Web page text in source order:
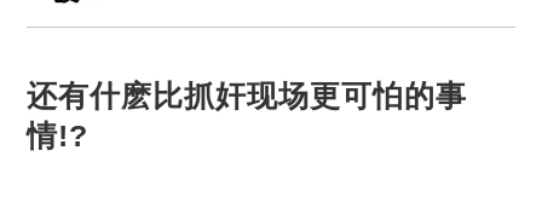
还有什麽比抓奸现场更可怕的事
情!?